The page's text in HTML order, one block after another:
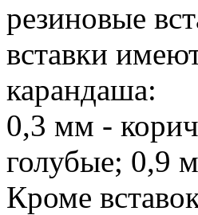
резиновые
вставки
карандаша:
0,3 мм -
голубые; 0,9
Кроме